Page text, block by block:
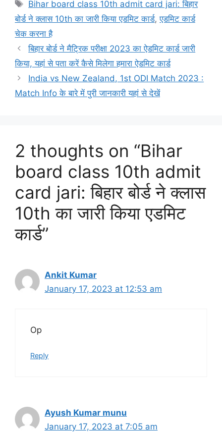
Bihar board class 10th admit card jari: बिहार
बोर्ड ने क्लास 10th का जारी किया एडमिट कार्ड,एडमिट कार्ड
चेक करना है
बिहार बोर्ड ने मैट्रिक परीक्षा 2023 का ऐडमिट कार्ड जारी
किया, यहां से पता करें कैसे मिलेगा हमारा ऐडमिट कार्ड
India vs New Zealand, 1st ODI Match 2023 :
Match Info के बारे में पुरी जानकारी यहां से देखें
2 thoughts on “Bihar
board class 10th admit
card jari: बिहार बोर्ड ने क्लास
10th का जारी किया एडमिट
कार्ड”
Ankit Kumar
January 17, 2023 at 12:53 am
Op
Reply
Ayush Kumar munu
January 17, 2023 at 7:05 am